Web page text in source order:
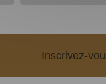
Inscrivez-